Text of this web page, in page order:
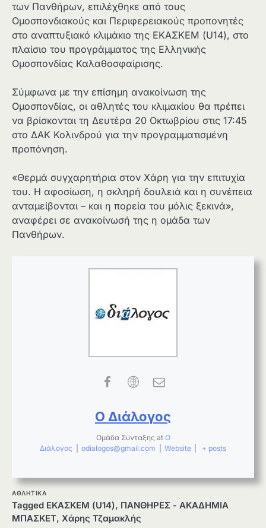
των Πανθήρων, επιλέχθηκε από τους
Ομοσπονδιακούς και Περιφερειακούς προπονητές
στο αναπτυξιακό κλιμάκιο της ΕΚΑΣΚΕΜ (U14), στο
πλαίσιο του προγράμματος της Ελληνικής
Ομοσπονδίας Καλαθοσφαίρισης.
Σύμφωνα με την επίσημη ανακοίνωση της
Ομοσπονδίας, οι αθλητές του κλιμακίου θα πρέπει
να βρίσκονται τη Δευτέρα 20 Οκτωβρίου στις 17:45
στο ΔΑΚ Κολινδρού για την προγραμματισμένη
προπόνηση.
«Θερμά συγχαρητήρια στον Χάρη για την επιτυχία
του. Η αφοσίωση, η σκληρή δουλειά και η συνέπεια
ανταμείβονται – και η πορεία του μόλις ξεκινά»,
αναφέρει σε ανακοίνωσή της η ομάδα των
Πανθήρων.
Ο Διάλογος
Ομάδα Σύνταξης at Ο
Διάλογος
odialogos@gmail.com Website + posts
ΑΘΛΗΤΙΚΑ
Tagged ΕΚΑΣΚΕΜ (U14), ΠΑΝΘΗΡΕΣ - ΑΚΑΔΗΜΙΑ
ΜΠΑΣΚΕΤ, Χάρης Τζαμακλής